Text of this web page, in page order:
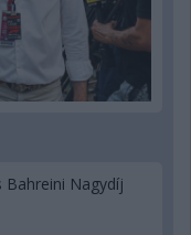
Bahreini Nagydíj